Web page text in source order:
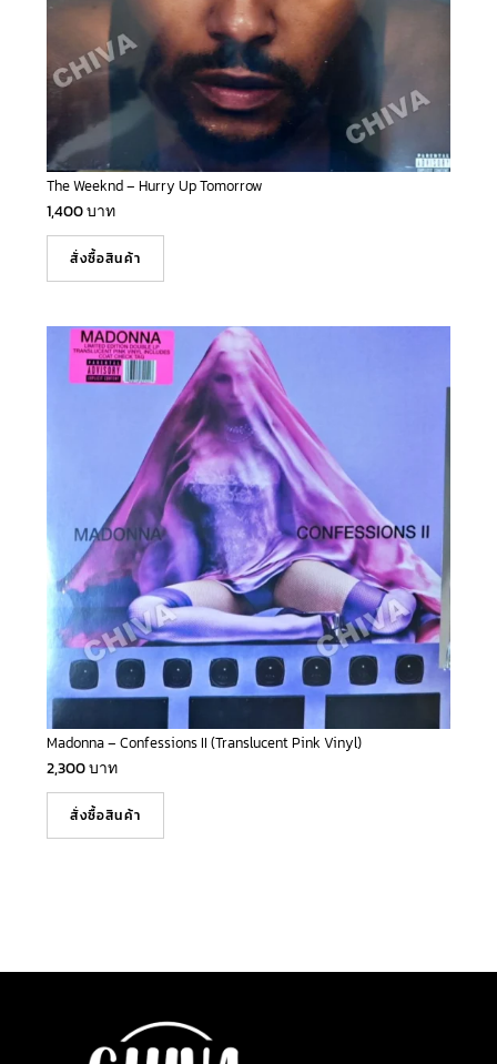
The Weeknd – Hurry Up Tomorrow
1,400บาท
สั่งซื้อสินค้า
Madonna – Confessions II (Translucent Pink Vinyl)
2,300บาท
สั่งซื้อสินค้า